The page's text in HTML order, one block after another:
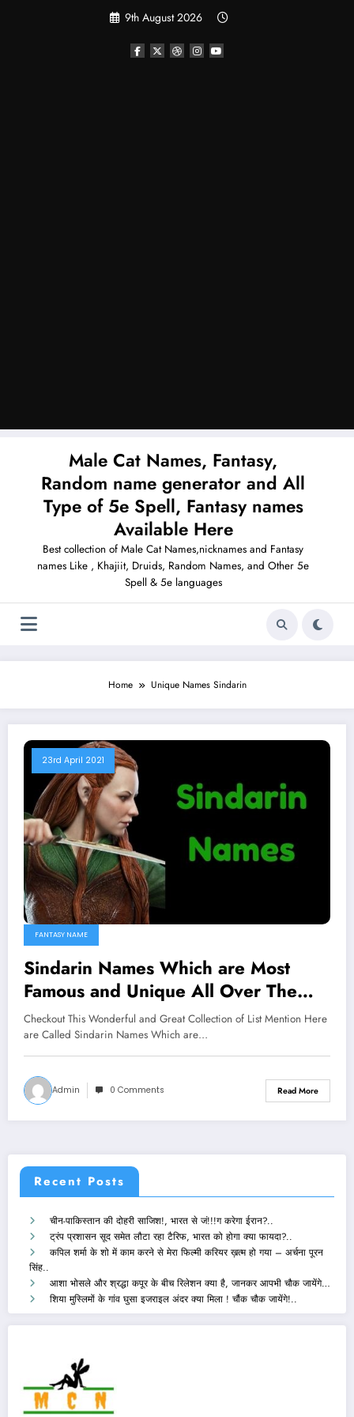
9th August 2026
Male Cat Names, Fantasy,
Random name generator and All
Type of 5e Spell, Fantasy names
Available Here
Best collection of Male Cat Names,nicknames and Fantasy
names Like , Khajiit, Druids, Random Names, and Other 5e
Spell & 5e languages
Home Unique Names Sindarin
23rd April 2021
FANTASY NAME
Sindarin Names Which are Most
Famous and Unique All Over The
Worlds
Checkout This Wonderful and Great Collection of List Mention Here
are Called Sindarin Names Which are…
Admin 0 Comments Read More
Recent Posts
चीन-पाकिस्तान की दोहरी साजिश!, भारत से जं!!!ग करेगा ईरान?..
ट्रंप प्रशासन सूद समेत लौटा रहा टैरिफ, भारत को होगा क्या फायदा?..
कपिल शर्मा के शो में काम करने से मेरा फिल्मी करियर ख़त्म हो गया – अर्चना पूरन
सिंह..
आशा भोसले और श्रद्धा कपूर के बीच रिलेशन क्या है, जानकर आपभी चौक जायेंगे…
शिया मुस्लिमों के गांव घुसा इजराइल अंदर क्या मिला ! चौंक चौक जायेंगे!..